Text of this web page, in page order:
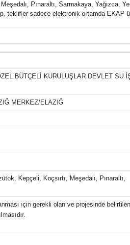
Pınaraltı, Sarmakaya, Yağızca,
teklifler sadece elektronik ortamda EKAP
BÜTÇELİ KURULUŞLAR DEVLET SU
MERKEZ/ELAZIĞ
Kepçeli, Koçsırtı, Meşedalı, Pınaraltı,
için gerekli olan ve projesinde